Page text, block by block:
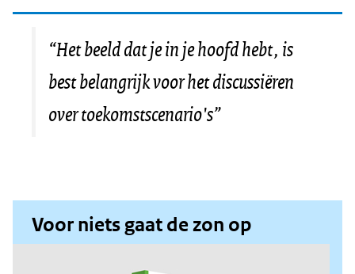
“Het beeld dat je in je hoofd hebt, is
best belangrijk voor het discussiëren
over toekomstscenario's”
Voor niets gaat de zon op